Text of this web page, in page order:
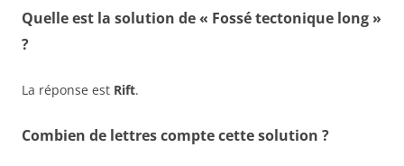
Quelle est la solution de « Fossé tectonique long »
?
La réponse est Rift.
Combien de lettres compte cette solution ?